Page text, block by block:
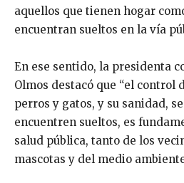
aquellos que tienen hogar
encuentran sueltos en la vía
En ese sentido, la presidenta
Olmos destacó que “el control
perros y gatos, y su sanidad,
encuentren sueltos, es
salud pública, tanto de los
mascotas y del medio